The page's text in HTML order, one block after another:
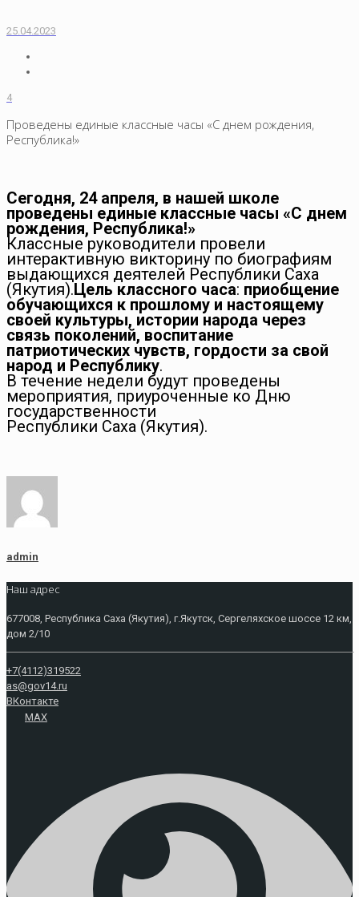
25.04.2023
4
Проведены единые классные часы «С днем рождения,
Республика!»
Сегодня, 24 апреля, в нашей школе
проведены единые классные часы «С днем
рождения, Республика!»
Классные руководители провели
интерактивную викторину по биографиям
выдающихся деятелей Республики Саха
(Якутия).Цель классного часа: приобщение
обучающихся к прошлому и настоящему
своей культуры, истории народа через
связь поколений, воспитание
патриотических чувств, гордости за свой
народ и Республику.
В течение недели будут проведены
мероприятия, приуроченные ко Дню
государственности
Республики Саха (Якутия).
admin
Наш адрес
677008, Республика Саха (Якутия), г.Якутск, Сергеляхское шоссе 12 км,
дом 2/10
+7(4112)319522
as@gov14.ru
ВКонтакте
MAX